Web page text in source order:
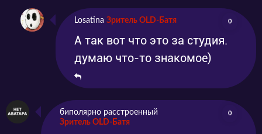
Losatina Зритель OLD-Батя 0
А так вот что это за студия.
думаю что-то знакомое)
биполярно расстроенный
Зритель OLD-Батя
0